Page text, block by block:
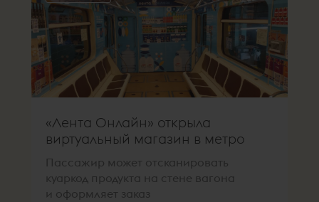
«Лента Онлайн» открыла
виртуальный магазин в метро
Пассажир может отсканировать
куаркод продукта на стене вагона
и оформляет заказ